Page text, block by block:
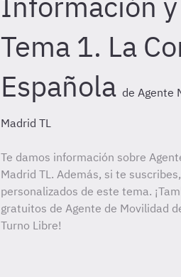
Tema 1. La
Española de Agente
Madrid TL
Te damos información sobre
Madrid TL. Además, si te
personalizados de este tema.
gratuitos de Agente de Movilidad
Turno Libre!